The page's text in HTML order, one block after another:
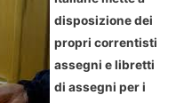
disposizione dei
propri correntisti
assegni e libretti
di assegni per i